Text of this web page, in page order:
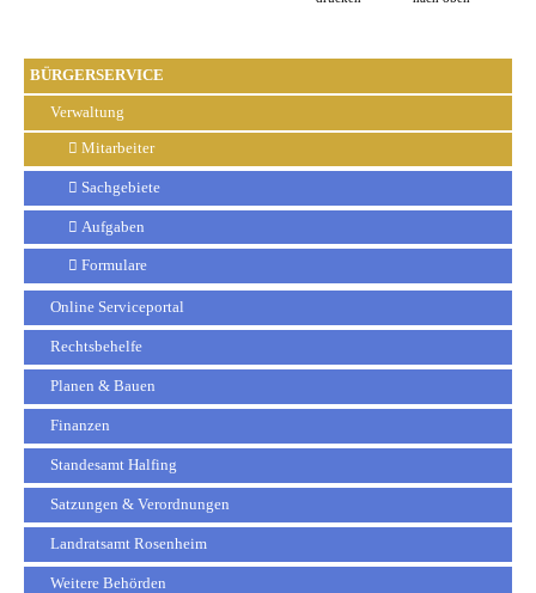
BÜRGERSERVICE
Verwaltung
Mitarbeiter
Sachgebiete
Aufgaben
Formulare
Online Serviceportal
Rechtsbehelfe
Planen & Bauen
Finanzen
Standesamt Halfing
Satzungen & Verordnungen
Landratsamt Rosenheim
Weitere Behörden